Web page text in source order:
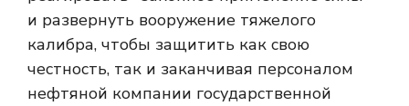
и развернуть вооружение тяжелого
калибра, чтобы защитить как свою
честность, так и заканчивая персоналом
нефтяной компании государственной